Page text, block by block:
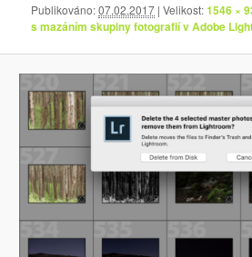
Publikováno:07.02.2017 | Velikost:1546 ×
s mazáním skupiny fotografií v Adobe